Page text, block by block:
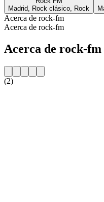
Madrid, Rock clásico, Rock
Acerca de rock-fm
Acerca de rock-fm
Acerca de rock-fm
(2)